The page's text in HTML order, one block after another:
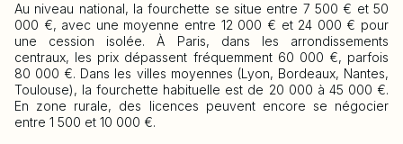
Au niveau national, la fourchette se situe entre 7 500 € et 50
000 €, avec une moyenne entre 12 000 € et 24 000 € pour
une cession isolée. À Paris, dans les arrondissements
centraux, les prix dépassent fréquemment 60 000 €, parfois
80 000 €. Dans les villes moyennes (Lyon, Bordeaux, Nantes,
Toulouse), la fourchette habituelle est de 20 000 à 45 000 €.
En zone rurale, des licences peuvent encore se négocier
entre 1 500 et 10 000 €.